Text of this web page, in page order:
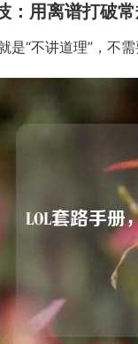
：用离谱打破
是“不讲道理”，不